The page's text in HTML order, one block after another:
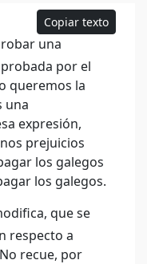
Copiar texto
una
por el
queremos la
una
expresión,
prejuicios
los galegos
los galegos.
que se
respecto a
recue, por